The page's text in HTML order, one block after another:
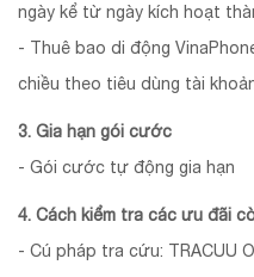
ngày kể từ ngày kích hoạt
- Thuê bao di động
chiều theo tiêu dùng tài
3. Gia hạn gói cước
- Gói cước tự động gia hạn
4. Cách kiểm tra các ưu đãi
- Cú pháp tra cứu: TRACUU